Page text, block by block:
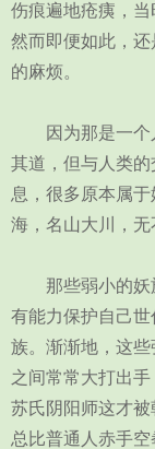
伤痕遍地疮痍，当
然而即便如此，
的麻烦。
因为那是一个
其道，但与人类
息，很多原本属
海，名山大川，无
那些弱小的妖
有能力保护自己
族。渐渐地，这
之间常常大打出
苏氏阴阳师这才被
总比普通人赤手空